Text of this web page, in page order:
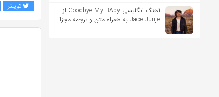
آهنگ انگلیسی Goodbye My BAby از
Jace Junje به همراه متن و ترجمه مجزا
توییتر